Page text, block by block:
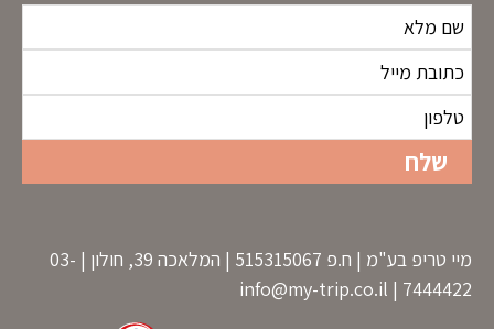
מיי טריפ בע"מ | ח.פ 515315067 | המלאכה 39, חולון | 03-
7444422 |
info@my-trip.co.il